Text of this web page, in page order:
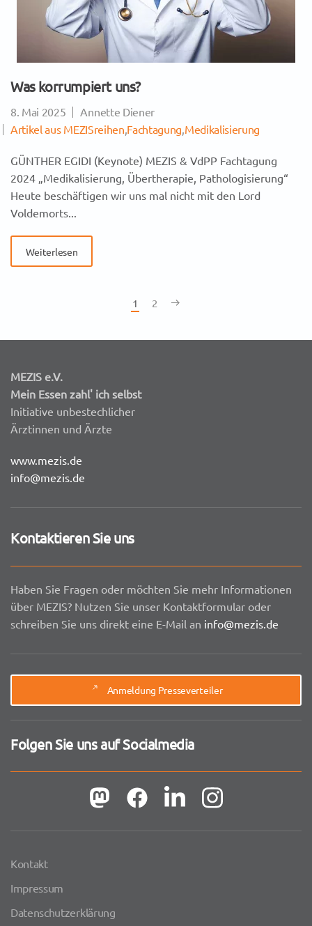
Was korrumpiert uns?
8. Mai 2025
Annette Diener
Artikel aus MEZISreihen,Fachtagung,Medikalisierung
GÜNTHER EGIDI (Keynote) MEZIS & VdPP Fachtagung
2024 „Medikalisierung, Übertherapie, Pathologisierung“
Heute beschäftigen wir uns mal nicht mit den Lord
Voldemorts...
Weiterlesen
1 2
MEZIS e.V.
Mein Essen zahl' ich selbst
Initiative unbestechlicher
Ärztinnen und Ärzte
www.mezis.de
info@mezis.de
Kontaktieren Sie uns
Haben Sie Fragen oder möchten Sie mehr Informationen
über MEZIS? Nutzen Sie unser Kontaktformular oder
schreiben Sie uns direkt eine E-Mail an info@mezis.de
Anmeldung Presseverteiler
Folgen Sie uns auf Socialmedia
Kontakt
Impressum
Datenschutzerklärung